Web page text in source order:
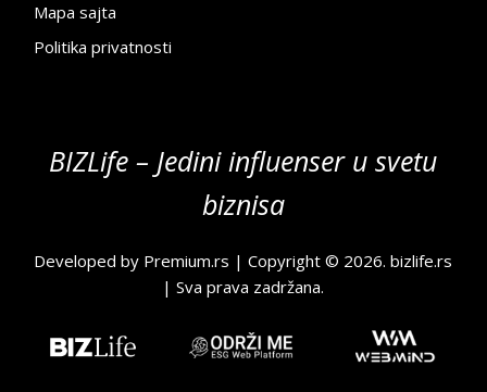
Mapa sajta
Politika privatnosti
BIZLife – Jedini influenser u svetu
biznisa
Developed by Premium.rs | Copyright © 2026.bizlife.rs
| Sva prava zadržana.